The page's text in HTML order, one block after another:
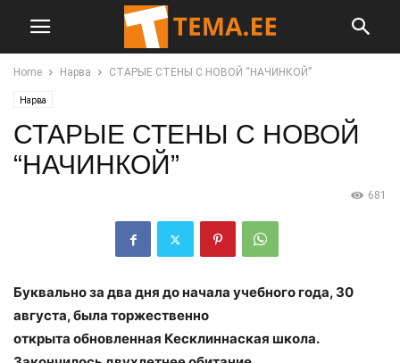
Home Нарва СТАРЫЕ СТЕНЫ С НОВОЙ “НАЧИНКОЙ”
Нарва
СТАРЫЕ СТЕНЫ С НОВОЙ
“НАЧИНКОЙ”
681
Буквально за два дня до начала учебного года, 30
августа, была торжественно
открыта обновленная Кесклиннаская школа.